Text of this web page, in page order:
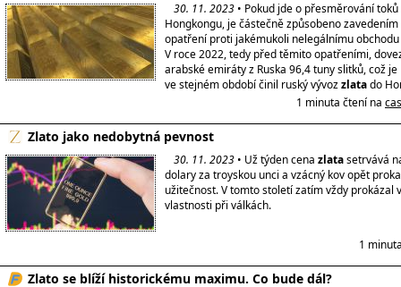
30. 11. 2023 • Pokud jde o přesměrování toků
Hongkongu, je částečně způsobeno
opatření proti jakémukoli nelegálnímu
V roce 2022, tedy před těmito opatřeními,
arabské emiráty z Ruska 96,4 tuny slitků, což
ve stejném období činil ruský vývozzlatado
1 minuta čtení na
Zlato jako nedobytná pevnost
30. 11. 2023 • Už týden cena zlatasetrvává
dolary za troyskou unci a vzácný kov opět
užitečnost. V tomto století zatím vždy prokázal
vlastnosti při válkách.
1
Zlato se blíží historickému maximu. Co bude dál?